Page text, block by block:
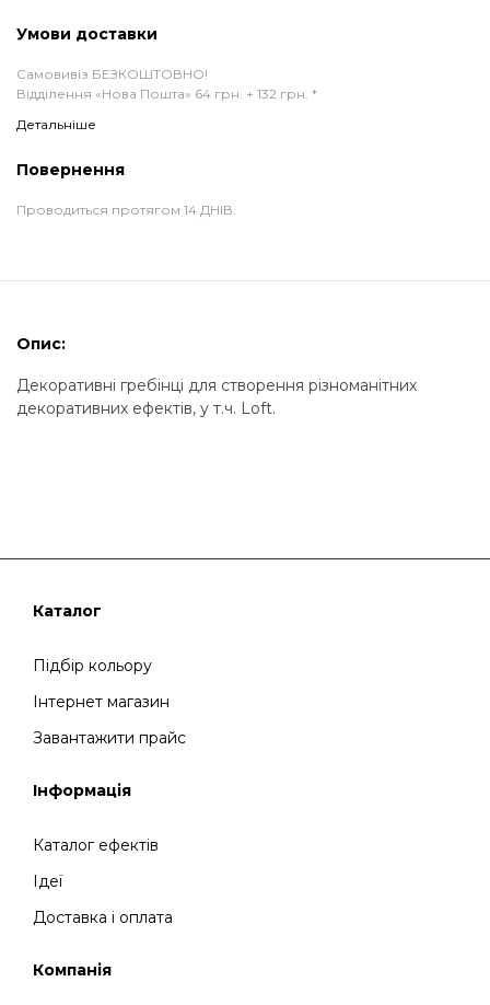
Умови доставки
Самовивіз БЕЗКОШТОВНО!
Відділення «Нова Пошта» 64 грн. + 132 грн. *
Детальніше
Повернення
Проводиться протягом 14 ДНІВ.
Опис:
Декоративні гребінці для створення різноманітних
декоративних ефектів, у т.ч. Loft.
Каталог
Підбір кольору
Інтернет магазин
Завантажити прайс
Інформація
Каталог ефектів
Ідеї
Доставка і оплата
Компанія